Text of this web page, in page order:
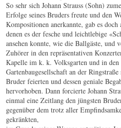
So sehr sich Johann Strauss (Sohn)
Erfolge seines Bruders freute und den
Kompositionen anerkannte, gab es
denen es der fesche und leichtlebige
ansehen konnte, wie die Ballgäste, und
Zuhörer in den repräsentativen
Kapelle im k. k. Volksgarten und in den
Gartenbaugesellschaft an der
Bruder feierten und dessen geniale
hervorhoben. Dann forcierte Johann
einmal eine Zeitlang den jüngsten
gegenüber dem trotz aller
gekränkten,